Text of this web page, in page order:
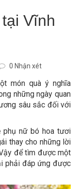
Vĩnh
0 Nhận xét
món quà ý nghĩa
những ngày quan
sâu sắc đối với
phụ nữ bó hoa tươi
thay cho những lời
để tìm được một
phải đáp ứng được